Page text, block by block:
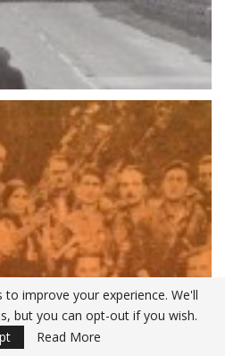
to improve your experience. We'll
but you can opt-out if you wish.
Read More